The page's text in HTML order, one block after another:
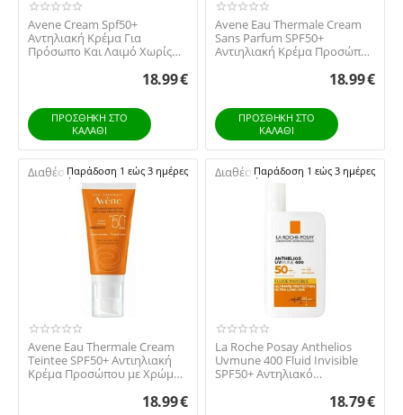
Avene Cream Spf50+
Αντηλιακή Κρέμα Για
Πρόσωπο Και Λαιμό Χωρίς
18.99€
ΠΡΟΣΘΉΚΗ ΣΤΟ
ΚΑΛΆΘΙ
Avene Eau Thermale Cream
Sans Parfum SPF50+
Αντιηλιακή Κρέμα Προσώπου
18.99€
ΠΡΟΣΘΉΚΗ ΣΤΟ
ΚΑΛΆΘΙ
Διαθέσιμο:Παράδοση 1 εώς 3 ημέρες
Avene Eau Thermale Cream
Teintee SPF50+ Αντιηλιακή
Κρέμα Προσώπου με Χρώμα
18.99€
Διαθέσιμο:Παράδοση 1 εώς 3 ημέρες
La Roche Posay Anthelios
Uvmune 400 Fluid Invisible
SPF50+ Αντηλιακό
18.79€